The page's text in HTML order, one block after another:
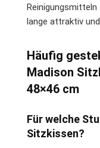
lange attraktiv
Häufig
Madison
48×46 cm
Für welche
Sitzkissen?